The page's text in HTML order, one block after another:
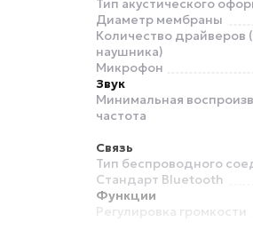
Тип акустического
Диаметр мембраны
Количество драйверов
наушника)
Микрофон
Звук
Минимальная
частота
Связь
Тип беспроводного
Стандарт Bluetooth
Функции
Регулировка громкости